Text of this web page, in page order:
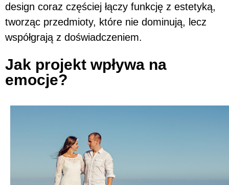
design coraz częściej łączy funkcję z estetyką,
tworząc przedmioty, które nie dominują, lecz
współgrają z doświadczeniem.
Jak projekt wpływa na
emocje?